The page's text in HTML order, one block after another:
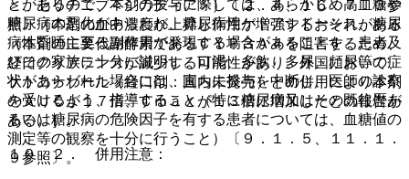
＞、セリチニブ＜ジカディア＞）〔２．４、１６．７．３参
照〕［本剤の血中濃度が上昇し作用が増強するおそれがある
（本剤の主要代謝酵素であるＣＹＰ３Ａ４を阻害するため、
経口クリアランスが減少する可能性があり、外国において、
ケトコナゾール（経口剤：国内未発売）との併用により本剤
のＡＵＣが１７倍、Ｃｍａｘが１３倍に増加したとの報告が
ある）］。
１０．２． 併用注意：
とがあるので、本剤の投与に際しては、あらかじめ高血糖や
糖尿病の悪化があらわれ、糖尿病性ケトアシドーシス、糖尿
病性昏睡に至る副作用が発現する場合があることを、患者及
びその家族に十分に説明し、口渇、多飲、多尿、頻尿等の症
状があらわれた場合には、直ちに投与を中断し、医師の診察
を受けるよう、指導すること（特に糖尿病又はその既往歴あ
るいは糖尿病の危険因子を有する患者については、血糖値の
測定等の観察を十分に行うこと）〔９．１．５、１１．１．
９参照〕。